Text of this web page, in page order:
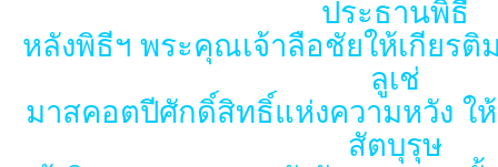
ประธานพิธี
หลังพิธีฯ พระคุณเจ้าลือชัยให้เกียร
ลูเช่
มาสคอตปีศักดิ์สิทธิ์แห่งความหวัง ใ
สัตบุรุษ